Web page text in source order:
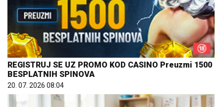
REGISTRUJ SE UZ PROMO KOD CASINO Preuzmi 1500
BESPLATNIH SPINOVA
20. 07. 2026 08:04